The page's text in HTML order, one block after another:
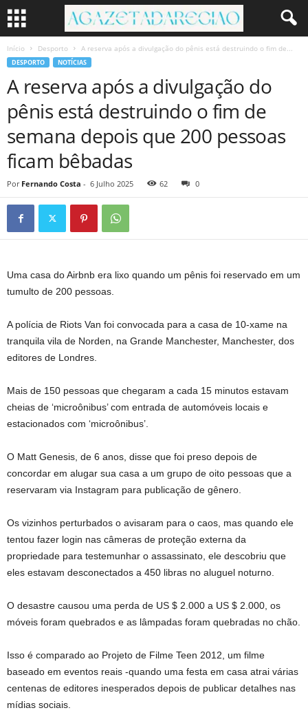
Início Desporto A reserva após a divulgação do pênis está destruindo o fim de...
DESPORTO NOTÍCIAS
A reserva após a divulgação do
pênis está destruindo o fim de
semana depois que 200 pessoas
ficam bêbadas
Por Fernando Costa - 6 Julho 2025 62 0
Uma casa do Airbnb era lixo quando um pênis foi reservado em um
tumulto de 200 pessoas.
A polícia de Riots Van foi convocada para a casa de 10-xame na
tranquila vila de Norden, na Grande Manchester, Manchester, dos
editores de Londres.
Mais de 150 pessoas que chegaram a cada 15 minutos estavam
cheias de ‘microônibus’ com entrada de automóveis locais e
estacionados com ‘microônibus’.
O Matt Genesis, de 6 anos, disse que foi preso depois de
concordar em alugar sua casa a um grupo de oito pessoas que a
reservaram via Instagram para publicação de gênero.
Os vizinhos perturbados o avisaram para o caos, mas quando ele
tentou fazer login nas câmeras de proteção externa da
propriedade para testemunhar o assassinato, ele descobriu que
eles estavam desconectados a 450 libras no aluguel noturno.
O desastre causou uma perda de US $ 2.000 a US $ 2.000, os
móveis foram quebrados e as lâmpadas foram quebradas no chão.
Isso é comparado ao Projeto de Filme Teen 2012, um filme
baseado em eventos reais -quando uma festa em casa atrai várias
centenas de editores inesperados depois de publicar detalhes nas
mídias sociais.